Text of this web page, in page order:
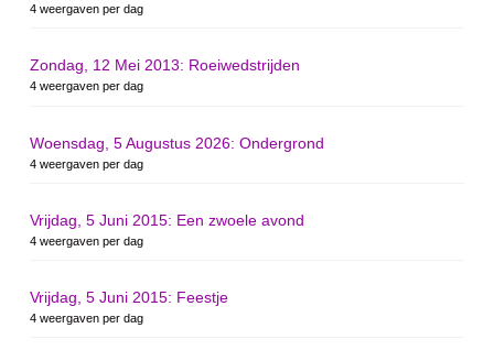
4 weergaven per dag
Zondag, 12 Mei 2013: Roeiwedstrijden
4 weergaven per dag
Woensdag, 5 Augustus 2026: Ondergrond
4 weergaven per dag
Vrijdag, 5 Juni 2015: Een zwoele avond
4 weergaven per dag
Vrijdag, 5 Juni 2015: Feestje
4 weergaven per dag